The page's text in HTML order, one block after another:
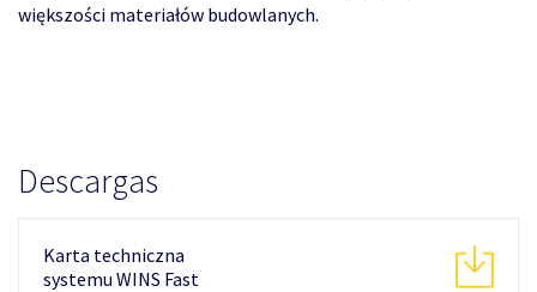
większości materiałów budowlanych.
Descargas
Karta techniczna
systemu WINS Fast